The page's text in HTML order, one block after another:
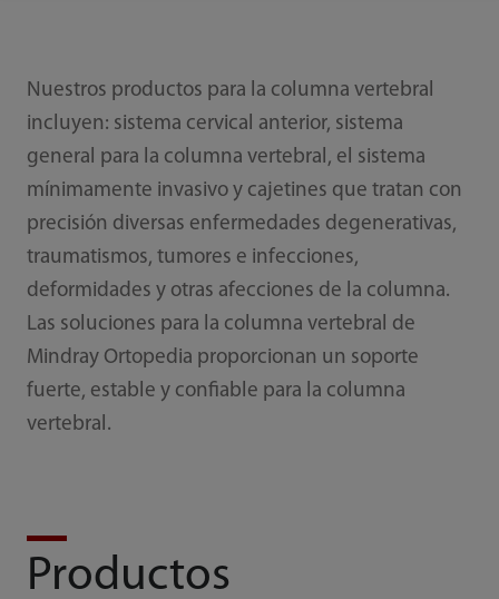
Nuestros productos para la columna vertebral
incluyen: sistema cervical anterior, sistema
general para la columna vertebral, el sistema
mínimamente invasivo y cajetines que tratan con
precisión diversas enfermedades degenerativas,
traumatismos, tumores e infecciones,
deformidades y otras afecciones de la columna.
Las soluciones para la columna vertebral de
Mindray Ortopedia proporcionan un soporte
fuerte, estable y confiable para la columna
vertebral.
Productos